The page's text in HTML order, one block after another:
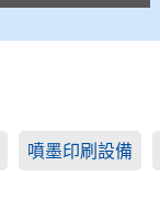
噴墨印刷設備